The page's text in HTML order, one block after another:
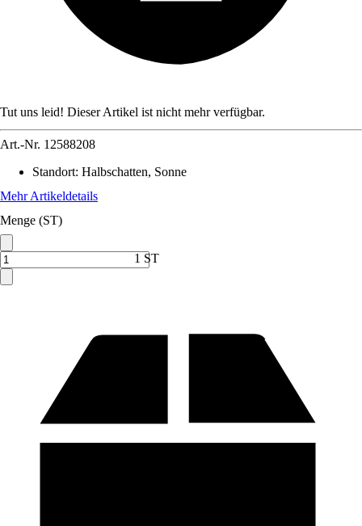
Tut uns leid! Dieser Artikel ist nicht mehr verfügbar.
Art.-Nr. 12588208
Standort: Halbschatten, Sonne
Mehr Artikeldetails
Menge (ST)
1 ST